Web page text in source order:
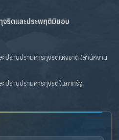
จริตและประพฤติมิชอบ
ปราบปรามการทุจริตแห่งชาติ (สำนักงาน
ปราบปรามการทุจริตในภาครัฐ